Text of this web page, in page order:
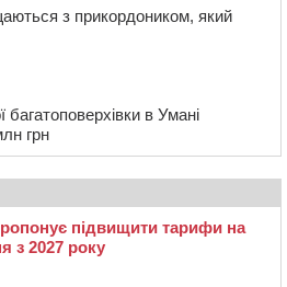
з прикордоником, який
багатоповерхівки в Умані
грн
підвищити тарифи на
з 2027 року